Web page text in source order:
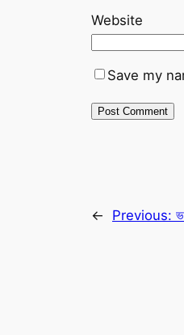
Website
Save my
← Previous: